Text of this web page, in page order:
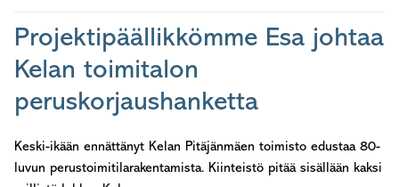
Projektipäällikkömme Esa johtaa
Kelan toimitalon
peruskorjaushanketta
Keski-ikään ennättänyt Kelan Pitäjänmäen toimisto edustaa 80-
luvun perustoimitilarakentamista. Kiinteistö pitää sisällään kaksi